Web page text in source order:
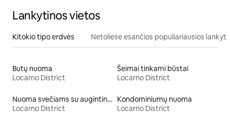
Lankytinos vietos
Kitokio tipo erdvės Netoliese esančios populiariausios
Butų nuoma
Locarno District
Šeimai tinkami būstai
Locarno District
Nuoma svečiams su augintiniais
Locarno District
Kondominiumų nuoma
Locarno District